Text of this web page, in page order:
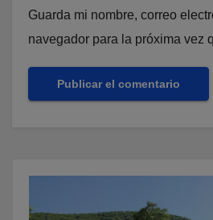
Guarda mi nombre, correo
navegador para la próxima vez